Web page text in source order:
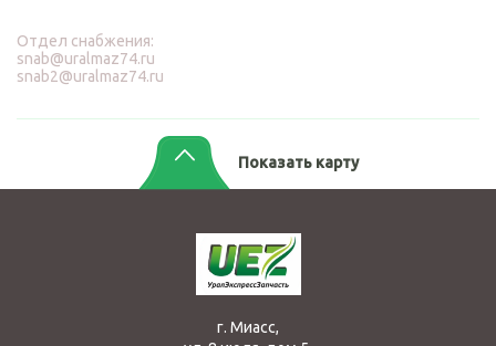
Отдел снабжения:
snab@uralmaz74.ru
snab2@uralmaz74.ru
Показать карту
г. Миасс,